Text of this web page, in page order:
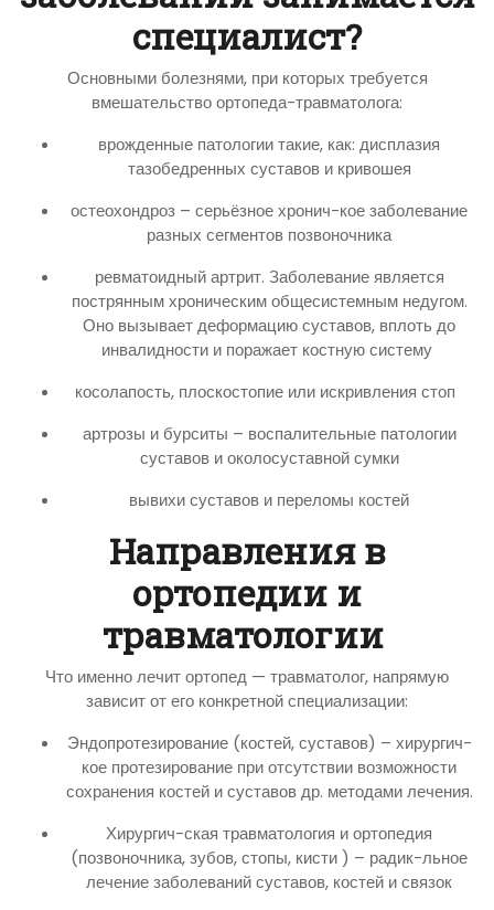
специалист?
Основными болезнями, при которых требуется
вмешательство ортопеда-травматолога:
врожденные патологии такие, как: дисплазия
тазобедренных суставов и кривошея
остеохондроз – серьёзное хронич-кое заболевание
разных сегментов позвоночника
ревматоидный артрит. Заболевание является
пострянным хроническим общесистемным недугом.
Оно вызывает деформацию суставов, вплоть до
инвалидности и поражает костную систему
косолапость, плоскостопие или искривления стоп
артрозы и бурситы – воспалительные патологии
суставов и околосуставной сумки
вывихи суставов и переломы костей
Направления в
ортопедии и
травматологии
Что именно лечит ортопед — травматолог, напрямую
зависит от его конкретной специализации:
Эндопротезирование (костей, суставов) – хирургич-
кое протезирование при отсутствии возможности
сохранения костей и суставов др. методами лечения.
Хирургич-ская травматология и ортопедия
(позвоночника, зубов, стопы, кисти ) – радик-льное
лечение заболеваний суставов, костей и связок